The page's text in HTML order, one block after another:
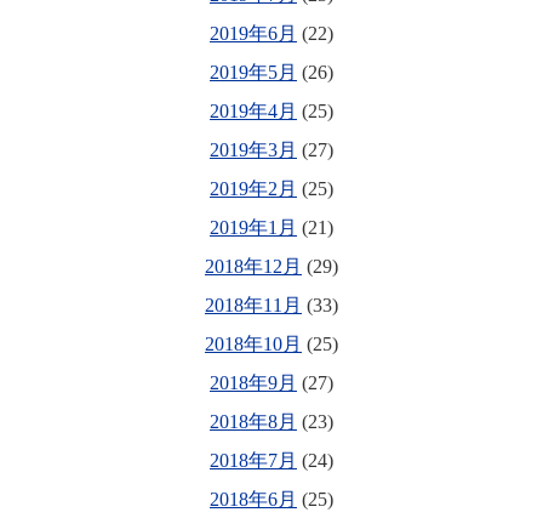
2019年6月 (22)
2019年5月 (26)
2019年4月 (25)
2019年3月 (27)
2019年2月 (25)
2019年1月 (21)
2018年12月 (29)
2018年11月 (33)
2018年10月 (25)
2018年9月 (27)
2018年8月 (23)
2018年7月 (24)
2018年6月 (25)